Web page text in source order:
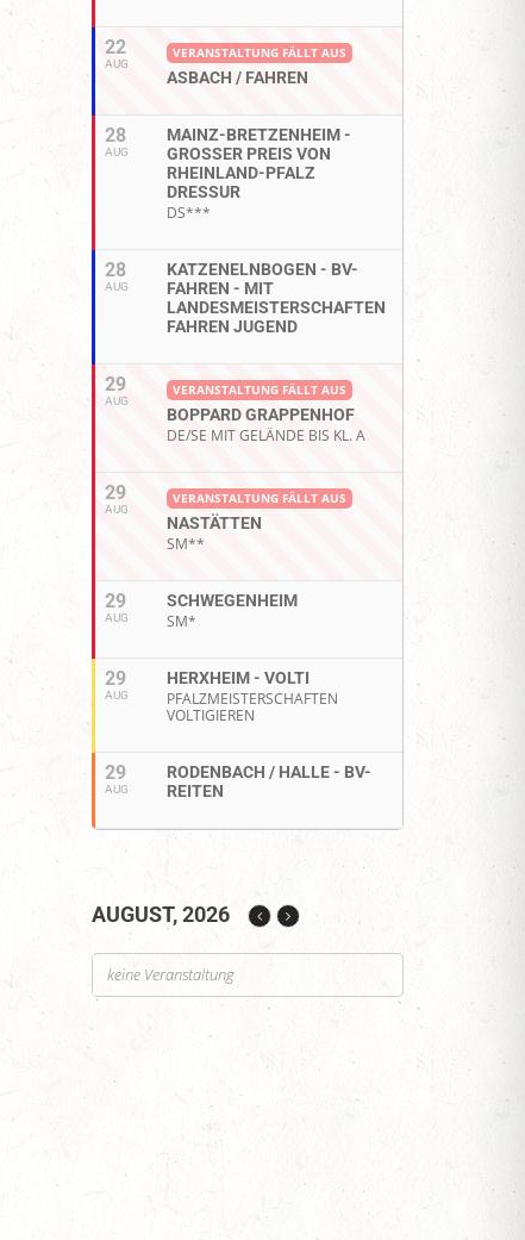
22
AUG
VERANSTALTUNG FÄLLT AUS
ASBACH / FAHREN
28
AUG
MAINZ-BRETZENHEIM -
GROSSER PREIS VON R
HEINLAND-PFALZ D
RESSUR
DS***
28
AUG
KATZENELNBOGEN - BV-
FAHREN - MIT
LANDESMEISTERSCHAFTEN
FAHREN JUGEND
29
AUG
VERANSTALTUNG FÄLLT AUS
BOPPARD GRAPPENHOF
DE/SE MIT GELÄNDE BIS KL. A
29
AUG
VERANSTALTUNG FÄLLT AUS
NASTÄTTEN
SM**
29
AUG
SCHWEGENHEIM
SM*
29
AUG
HERXHEIM - VOLTI
PFALZMEISTERSCHAFTEN
VOLTIGIEREN
29
AUG
RODENBACH / HALLE - BV-
REITEN
AUGUST, 2026
keine Veranstaltung